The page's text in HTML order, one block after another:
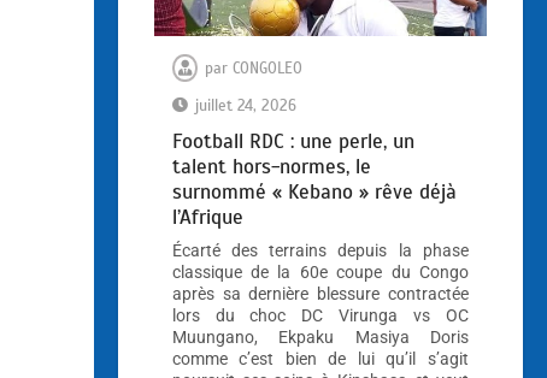
par CONGOLEO
juillet 24, 2026
Football RDC : une perle, un
talent hors-normes, le
surnommé « Kebano » rêve déjà
l’Afrique
Écarté des terrains depuis la phase
classique de la 60e coupe du Congo
après sa dernière blessure contractée
lors du choc DC Virunga vs OC
Muungano, Ekpaku Masiya Doris
comme c’est bien de lui qu’il s’agit